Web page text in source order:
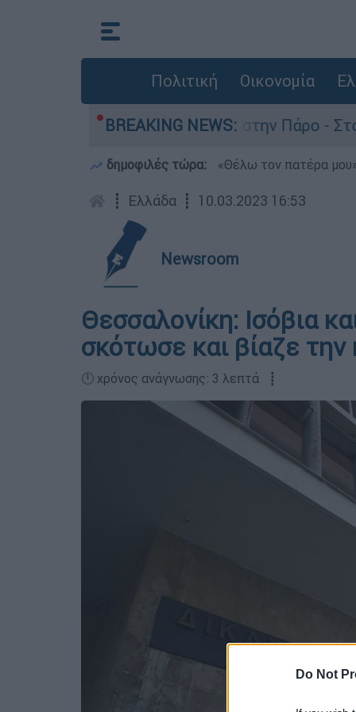
Do Not
Πολιτική Οικονομία
BREAKING NEWS:
θάνατο του 4χρονου στην Πάρο - Στο
δημοφιλές τώρα: «Θέλω τον πατέρα
┋ Ελλάδα ┋ 10.03.2023 16:53
Newsroom
Θεσσαλονίκη: Ισόβια
σκότωσε και βίαζε
🕛 χρόνος ανάγνωσης: 3 λεπτά ┋